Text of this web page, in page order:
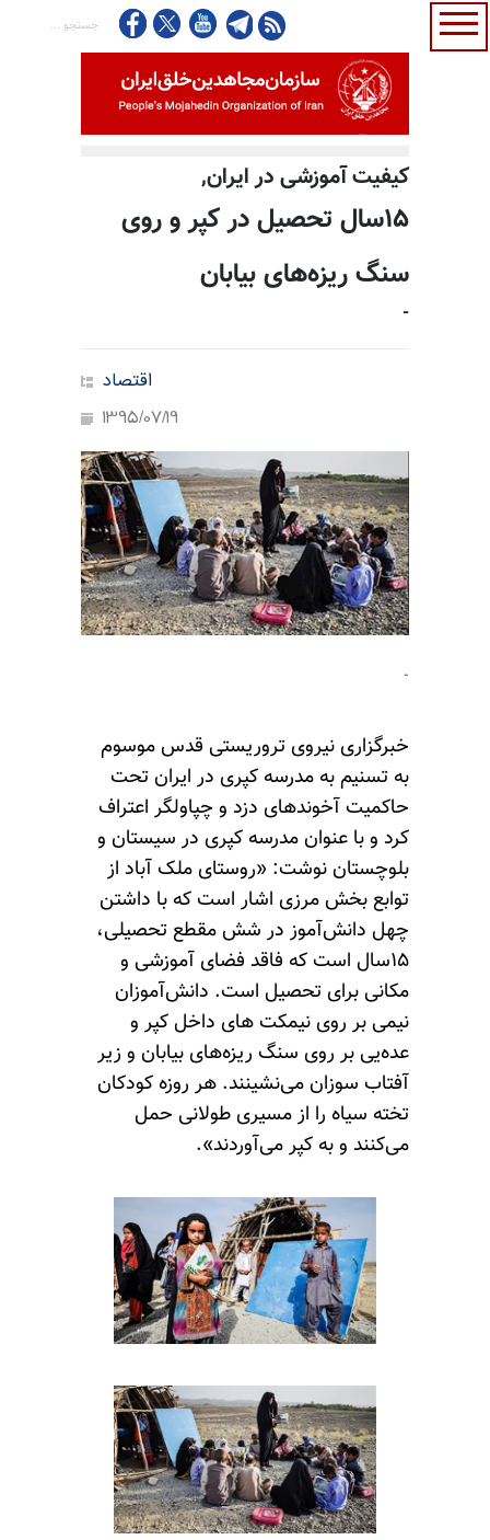
كيفيت آموزشى در ايران,
۱۵سال تحصیل در کپر و روی
سنگ ریزه‌های بیابان
-
اقتصاد
1395/07/19
-
خبرگزاری نیروی تروریستی قدس موسوم
به تسنیم به مدرسه کپری در ایران تحت
حاکميت آخوندهای دزد و چپاولگر اعتراف
کرد و با عنوان مدرسه کپری در سیستان و
بلوچستان نوشت: «روستای ملک آباد از
توابع بخش مرزی اشار است که با داشتن
چهل دانش‌آموز در شش مقطع تحصیلی،
۱۵سال است که فاقد فضای آموزشی و
مکانی برای تحصیل است. دانش‌آموزان
نیمی بر روی نیمکت های داخل کپر و
عده‌یی بر روی سنگ ریزه‌های بیابان و زیر
آفتاب سوزان می‌نشینند. هر روزه کودکان
تخته سیاه را از مسیری طولانی حمل
می‌کنند و به کپر می‌آوردند».